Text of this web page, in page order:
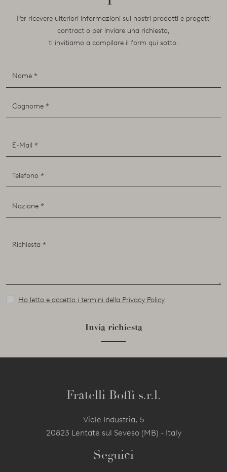
Per ricevere ulteriori informazioni sui nostri prodotti e progetti
contract o per inviare una richiesta,
ti invitiamo a compilare il form qui sotto.
Ho letto e accetto i termini della Privacy Policy.
Invia richiesta
Fratelli Boffi s.r.l.
Viale Industria, 5
20823 Lentate sul Seveso (MB) - Italy
Seguici